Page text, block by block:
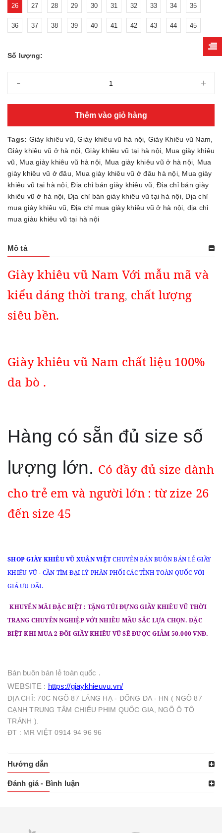
26 27 28 29 30 31 32 33 34 35
36 37 38 39 40 41 42 43 44 45
Số lượng:
- +
Thêm vào giỏ hàng
Tags: Giày khiêu vũ ,Giày khiêu vũ hà nội Giày Khiêu vũ Nam
Giày khiêu vũ ở hà nội Giày khiêu vũ tại hà nội
Mua giày khiêu
vũ
Mua giày khiêu vũ hà nội Mua giày khiêu vũ ở hà nội
Mua
giày khiêu vũ ở đâu
Mua giày khiêu vũ ở đâu hà nội, Mua giày
khiêu vũ tại hà nội,Địa chỉ bán giày khiêu vũ
Địa chỉ bán giày
khiêu vũ ở hà nội Địa chỉ bán giày khiêu vũ tại hà nội,Địa chỉ
mua giày khiêu vũ
Địa chỉ mua giày khiêu vũ ở hà nội địa chỉ
mua giàu khiêu vũ tại hà nội
Mô tả
Giày khiêu vũ Nam Với mẫu mã và
kiểu dáng thời trang, chất lượng
siêu bền.
Giày khiêu vũ Nam chất liệu 100%
da bò .
Hàng có sẵn đủ size số
lượng lớn. Có đầy đủ size dành
cho trẻ em và người lớn : từ zize 26
đến size 45
SHOP GIÀY KHIÊU VŨ XUÂN VIỆTCHUYÊN BÁN BUÔN BÁN LẺ GIẦY
KHIÊU VŨ - CẦN TÌM ĐẠI LÝ PHÂN PHỐI CÁC TỈNH TOÀN QUỐC VỚI
GIÁ ƯU ĐÃI.
KHUYẾN MÃI ĐẶC BIỆT : TẶNG TÚI ĐỰNG GIẦY KHIÊU VŨ THỜI
TRANG CHUYÊN NGHIỆP VỚI NHIỀU MẦU SẮC LỰA CHỌN. ĐẶC
BIỆT KHI MUA 2 ĐÔI GIẦY KHIÊU VŨ SẼ ĐƯỢC GIẢM 50.000 VNĐ.
Bán buôn bán lẻ toàn quốc .
WEBSITE : https://giaykhieuvu.vn/
ĐỊA CHỈ: 70C NGÕ 87 LÁNG HẠ - ĐỐNG ĐA - HN ( NGÕ 87
CẠNH TRUNG TÂM CHIẾU PHIM QUỐC GIA, NGÕ Ô TÔ
TRÁNH ).
ĐT : MR VIỆT 0914 94 96 96
Hướng dẫn
Đánh giá - Bình luận